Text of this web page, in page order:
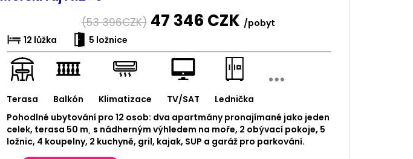
(53 396CZK) 47 346 CZK /pobyt
12 lůžka
5 ložnice
Terasa Balkón Klimatizace TV/SAT
Lednička
Pohodlné ubytování pro 12 osob: dva apartmány pronajímané jako jeden
celek, terasa 50 m˛ s nádherným výhledem na moře, 2 obývací pokoje, 5
ložnic, 4 koupelny, 2 kuchyně, gril, kajak, SUP a garáž pro parkování.